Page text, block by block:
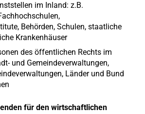
im Inland: z.B.
Behörden, Schulen, staatliche
Krankenhäuser
des öffentlichen Rechts im
und Gemeindeverwaltungen,
Länder und Bund
für den wirtschaftlichen